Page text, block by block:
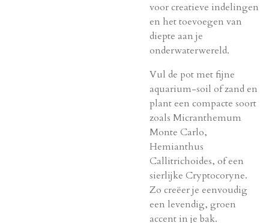
voor creatieve indelingen
en het toevoegen van
diepte aan je
onderwaterwereld.
Vul de pot met fijne
aquarium-soil of zand en
plant een compacte soort
zoals Micranthemum
Monte Carlo,
Hemianthus
Callitrichoides, of een
sierlijke Cryptocoryne.
Zo creëer je eenvoudig
een levendig, groen
accent in je bak.